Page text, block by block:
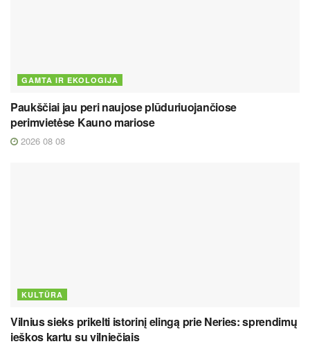
GAMTA IR EKOLOGIJA
Paukščiai jau peri naujose plūduriuojančiose
perimvietėse Kauno mariose
2026 08 08
KULTŪRA
Vilnius sieks prikelti istorinį elingą prie Neries: sprendimų
ieškos kartu su vilniečiais